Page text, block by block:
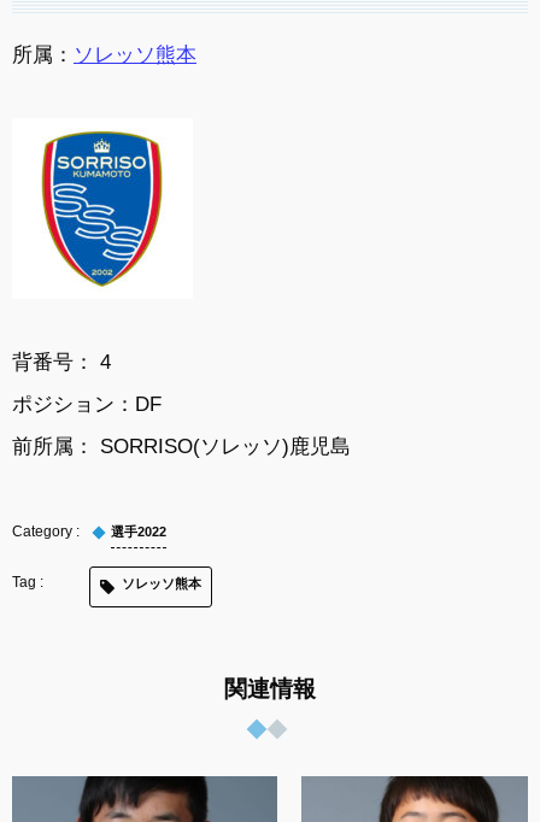
所属： ソレッソ熊本
背番号： 4
ポジション：DF
前所属： SORRISO(ソレッソ)鹿児島
選手2022
ソレッソ熊本
関連情報